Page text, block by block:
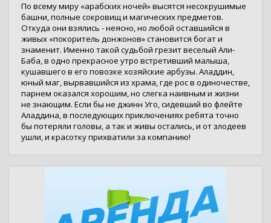
По всему миру «арабских ночей» высятся несокрушимые
башни, полные сокровищ и магических предметов.
Откуда они взялись - неясно, но любой оставшийся в
живых «покоритель донжонов» становится богат и
знаменит. Именно такой судьбой грезит веселый Али-
Баба, в одно прекрасное утро встретивший малыша,
кушавшего в его повозке хозяйские арбузы. Аладдин,
юный маг, вырвавшийся из храма, где рос в одиночестве,
парнем оказался хорошим, но слегка наивным и жизни
не знающим. Если бы не джинн Уго, сидевший во флейте
Аладдина, в последующих приключениях ребята точно
бы потеряли головы, а так и живы остались, и от злодеев
ушли, и красотку прихватили за компанию!